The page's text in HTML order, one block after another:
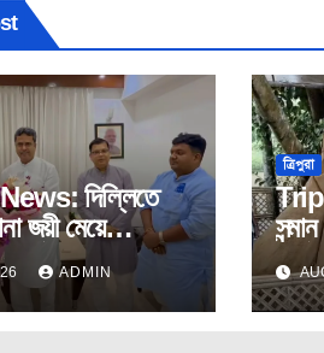
দিল্লিতে
জয়ী মেয়ে
মুখ্যমন্ত্রীর।
ADMIN
ত্রিপুরা